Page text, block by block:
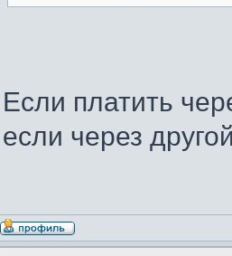
Если платить
если через